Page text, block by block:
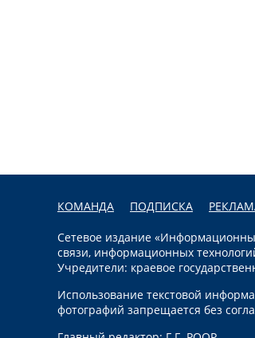
КОМАНДА ПОДПИСКА
Сетевое издание
связи, информационных
Учредители: краевое
Использование текстовой
фотографий запрещается без